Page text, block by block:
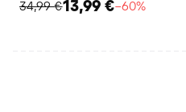
34,99 €13,99 €−60%